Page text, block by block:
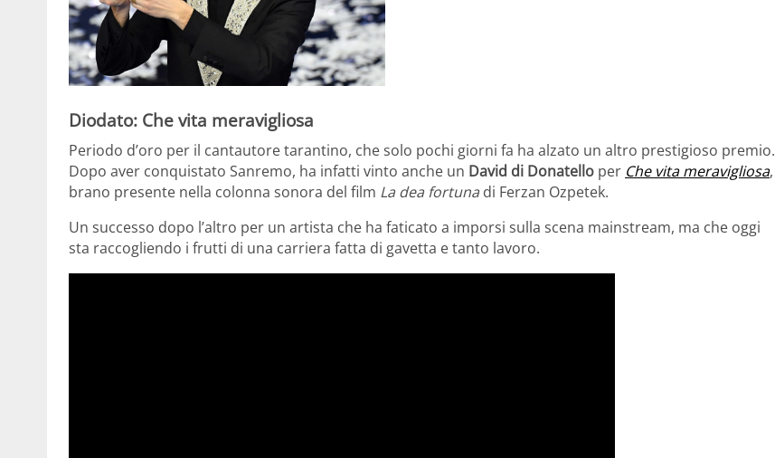
Diodato: Che vita meravigliosa
Periodo d’oro per il cantautore tarantino, che solo pochi giorni fa ha alzato un altro prestigioso premio.
Dopo aver conquistato Sanremo, ha infatti vinto anche un David di Donatello per Che vita meravigliosa,
brano presente nella colonna sonora del film La dea fortuna di Ferzan Ozpetek.
Un successo dopo l’altro per un artista che ha faticato a imporsi sulla scena mainstream, ma che oggi
sta raccogliendo i frutti di una carriera fatta di gavetta e tanto lavoro.